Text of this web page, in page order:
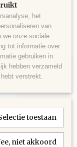
het
van
we onze sociale
tot informatie over
gebruiken in
hebben verzameld
verstrekt.
toestaan
niet akkoord